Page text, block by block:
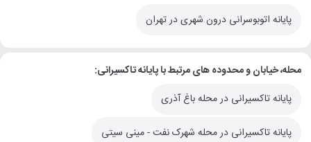
پایانه اتوبوسرانی درون شهری در تهران
محله، خیابان و محدوده های مرتبط با پایانه تاکسیرانی:
پایانه تاکسیرانی در محله باغ آذری
پایانه تاکسیرانی در محله شهرک نفت - مینی سیتی